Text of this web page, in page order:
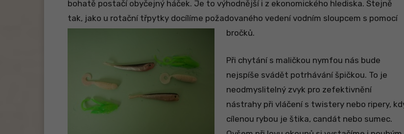
bohatě postačí obyčejný háček. Je to výhodnější i z ekonomického hlediska. Stejně
tak, jako u rotační třpytky docílíme požadovaného vedení vodním sloupcem s pomocí
bročků.
Při chytání s maličkou nymfou nás bude
nejspíše svádět potrhávání špičkou. To je
neodmyslitelný zvyk pro zefektivnění
nástrahy při vláčení s twistery nebo ripery,
cílenou rybou je štika, candát nebo sumec.